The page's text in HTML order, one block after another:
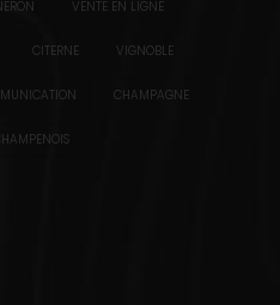
VENTE EN LIGNE
CITERNE VIGNOBLE
CHAMPAGNE